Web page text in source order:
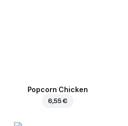
Popcorn Chicken
6,55 €